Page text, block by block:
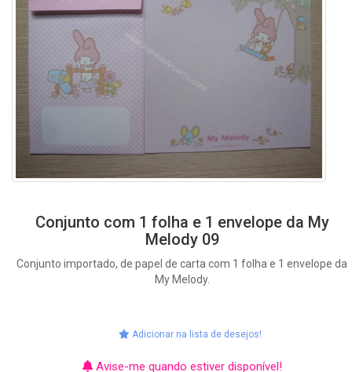
Conjunto com 1 folha e 1 envelope da My
Melody 09
Conjunto importado, de papel de carta com 1 folha e 1 envelope da
My Melody.
Adicionar na lista de desejos!
Avise-me quando estiver disponível!